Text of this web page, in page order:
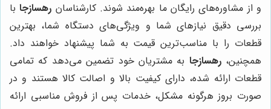
و از مشاوره‌های رایگان ما بهره‌مند شوند. کارشناسان رهسازجابا
بررسی دقیق نیازهای شما و ویژگی‌های دستگاه شما، بهترین
قطعات را با مناسب‌ترین قیمت به شما پیشنهاد خواهند داد.
همچنین،رهسازجا به مشتریان خود تضمین می‌دهد که تمامی
قطعات ارائه شده، دارای کیفیت بالا و اصالت کالا هستند و در
صورت بروز هرگونه مشکل، خدمات پس از فروش مناسبی ارائه